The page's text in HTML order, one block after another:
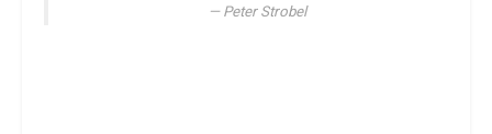
Peter Strobel